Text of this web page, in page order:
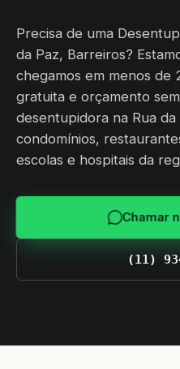
Precisa de uma
da Paz, Barreiros?
chegamos em menos de
gratuita e orçamento
desentupidora na Rua
condomínios,
escolas e hospitais da
Chamar
(11)